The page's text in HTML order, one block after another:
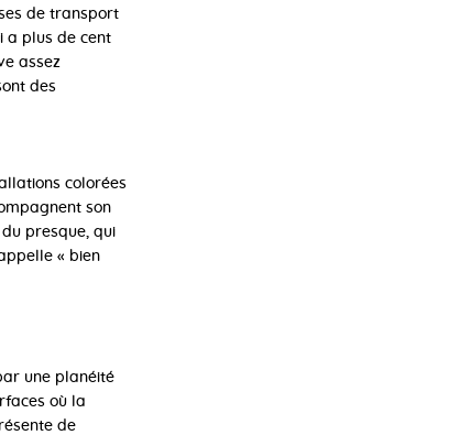
de transport
a plus de cent
assez
des
colorées
son
presque, qui
« bien
une planéité
où la
de